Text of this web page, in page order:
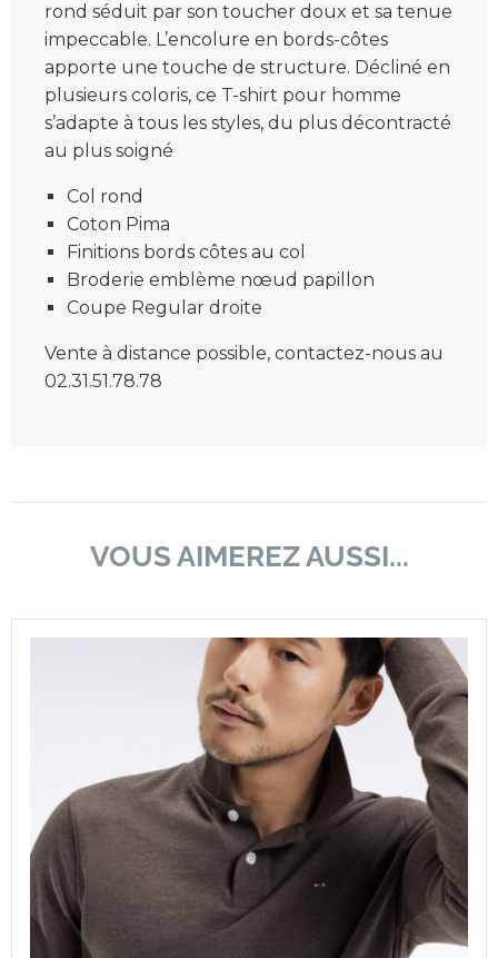
rond séduit par son toucher doux et sa tenue
impeccable. L’encolure en bords-côtes
apporte une touche de structure. Décliné en
plusieurs coloris, ce T-shirt pour homme
s’adapte à tous les styles, du plus décontracté
au plus soigné
Col rond
Coton Pima
Finitions bords côtes au col
Broderie emblème nœud papillon
Coupe Regular droite
Vente à distance possible, contactez-nous au
02.31.51.78.78
VOUS AIMEREZ AUSSI...